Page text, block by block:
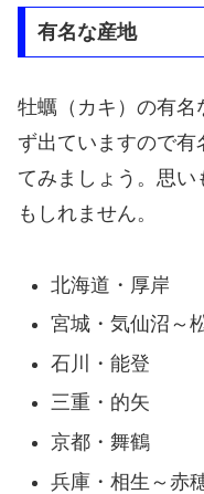
有名な産地
牡蠣（カキ）の有
ず出ていますので有
てみましょう。思
もしれません。
北海道・厚岸
宮城・気仙沼～
石川・能登
三重・的矢
京都・舞鶴
兵庫・相生～赤